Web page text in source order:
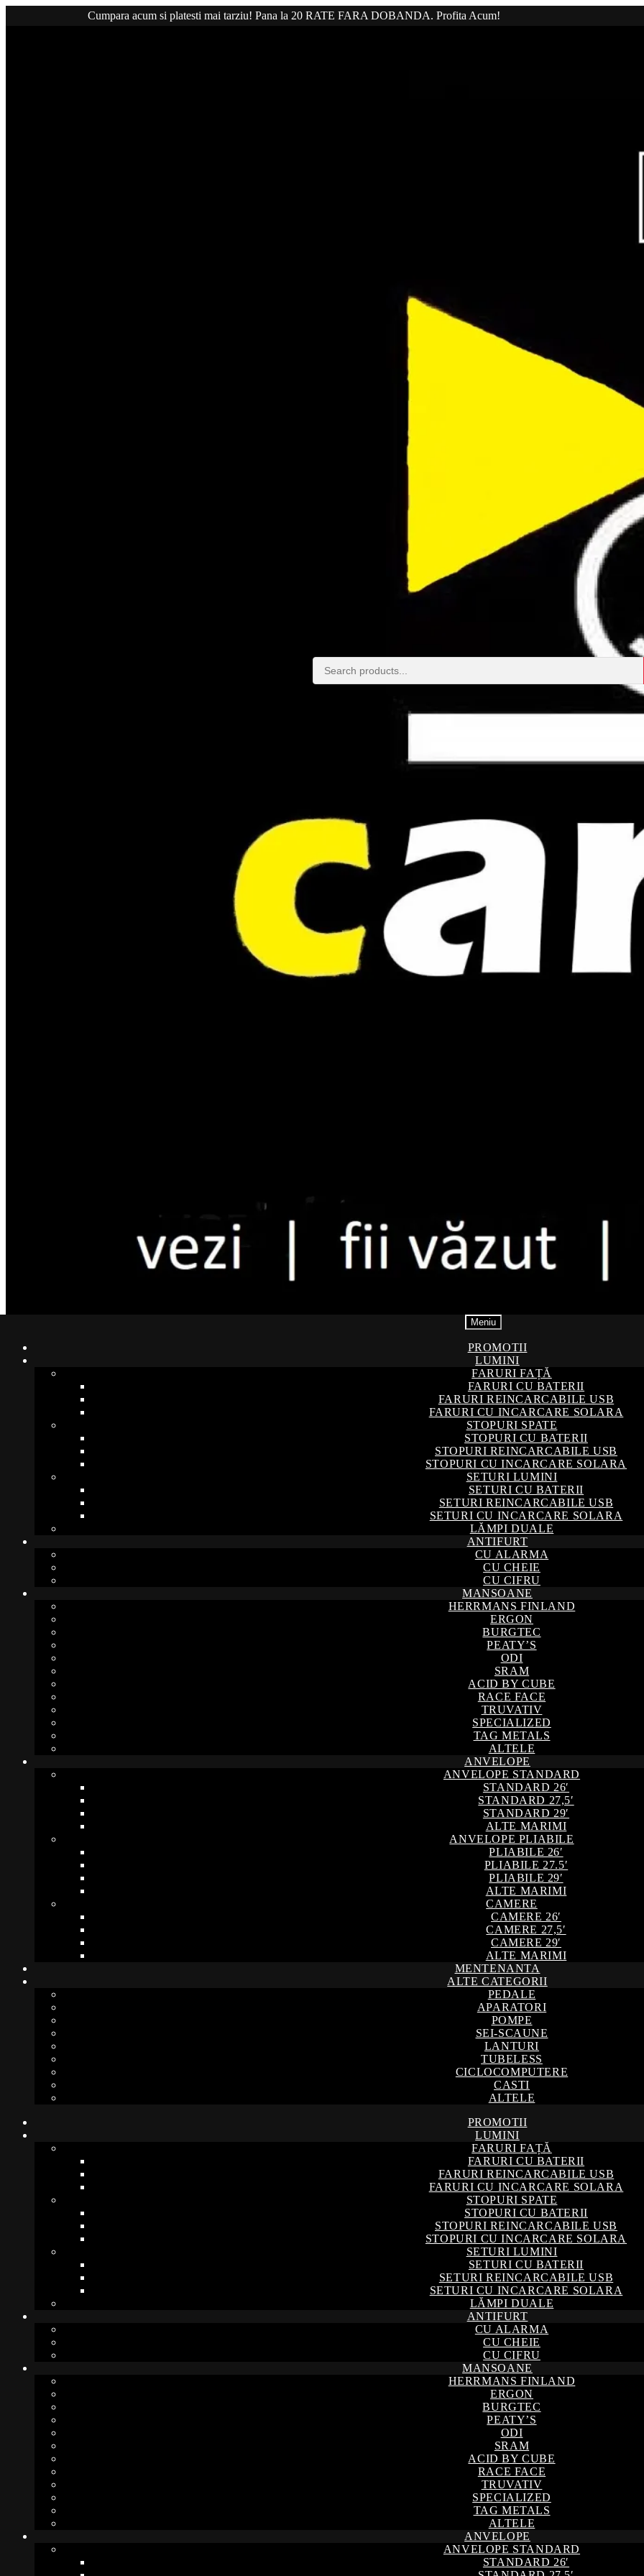
Cumpara acum si platesti mai tarziu! Pana la 20 RATE FARA DOBANDA. Profita Acum!
Meniu
PROMOTII
LUMINI
FARURI FAȚĂ
FARURI CU BATERII
FARURI REINCARCABILE USB
FARURI CU INCARCARE SOLARA
STOPURI SPATE
STOPURI CU BATERII
STOPURI REINCARCABILE USB
STOPURI CU INCARCARE SOLARA
SETURI LUMINI
SETURI CU BATERII
SETURI REINCARCABILE USB
SETURI CU INCARCARE SOLARA
LĂMPI DUALE
ANTIFURT
CU ALARMA
CU CHEIE
CU CIFRU
MANSOANE
HERRMANS FINLAND
ERGON
BURGTEC
PEATY’S
ODI
SRAM
ACID BY CUBE
RACE FACE
TRUVATIV
SPECIALIZED
TAG METALS
ALTELE
ANVELOPE
ANVELOPE STANDARD
STANDARD 26′
STANDARD 27,5′
STANDARD 29′
ALTE MARIMI
ANVELOPE PLIABILE
PLIABILE 26′
PLIABILE 27.5′
PLIABILE 29′
ALTE MARIMI
CAMERE
CAMERE 26′
CAMERE 27,5′
CAMERE 29′
ALTE MARIMI
MENTENANTA
ALTE CATEGORII
PEDALE
APARATORI
POMPE
SEI-SCAUNE
LANTURI
TUBELESS
CICLOCOMPUTERE
CASTI
ALTELE
PROMOTII
LUMINI
FARURI FAȚĂ
FARURI CU BATERII
FARURI REINCARCABILE USB
FARURI CU INCARCARE SOLARA
STOPURI SPATE
STOPURI CU BATERII
STOPURI REINCARCABILE USB
STOPURI CU INCARCARE SOLARA
SETURI LUMINI
SETURI CU BATERII
SETURI REINCARCABILE USB
SETURI CU INCARCARE SOLARA
LĂMPI DUALE
ANTIFURT
CU ALARMA
CU CHEIE
CU CIFRU
MANSOANE
HERRMANS FINLAND
ERGON
BURGTEC
PEATY’S
ODI
SRAM
ACID BY CUBE
RACE FACE
TRUVATIV
SPECIALIZED
TAG METALS
ALTELE
ANVELOPE
ANVELOPE STANDARD
STANDARD 26′